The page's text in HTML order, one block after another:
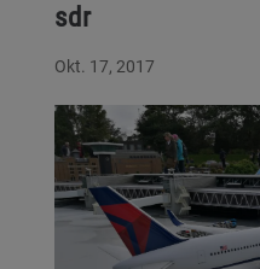
sdr
Okt. 17, 2017